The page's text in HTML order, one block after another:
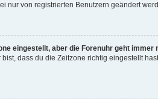
nur von registrierten Benutzern geändert
eingestellt, aber die Forenuhr geht immer
dass du die Zeitzone richtig eingestellt